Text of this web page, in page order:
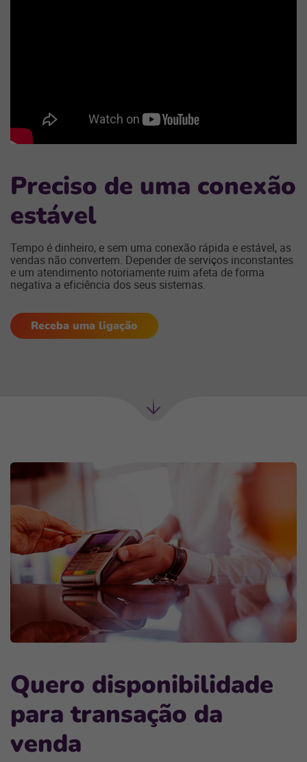
Preciso de uma conexão
estável
Tempo é dinheiro, e sem uma conexão rápida e estável, as
vendas não convertem. Depender de serviços inconstantes
e um atendimento notoriamente ruim afeta de forma
negativa a eficiência dos seus sistemas.
Receba uma ligação
Quero disponibilidade
para transação da
venda